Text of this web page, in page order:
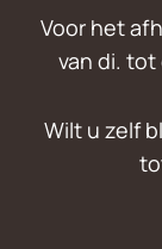
Voor het
van di. tot
Wilt u zelf